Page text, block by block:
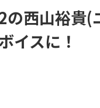
の西山裕貴
イスに！